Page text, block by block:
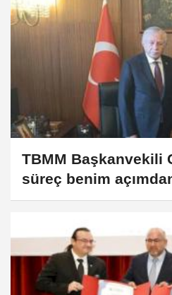
TBMM Başkanvekili
süreç benim